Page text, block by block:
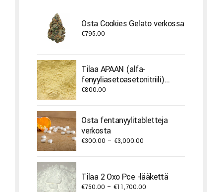
Osta Cookies Gelato verkossa
€795.00
Tilaa APAAN (alfa-
fenyyliasetoasetonitriili)
verkosta
€800.00
Osta fentanyylitabletteja
verkosta
€300.00 – €3,000.00
through
€3,000.00
Tilaa 2 Oxo Pce -lääkettä
€750.00 – €11,700.00